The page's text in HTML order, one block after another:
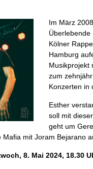
Im März
Überlebende
Kölner
Hamburg
Musikprojekt
zum
Konzerten in
Esther
soll mit
geht um
mit Joram Bejarano
8. Mai 2024, 18.30